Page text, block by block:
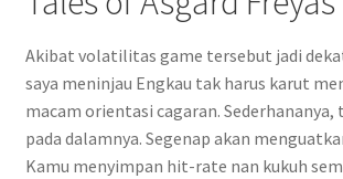
Akibat volatilitas game tersebut jadi
saya meninjau Engkau tak harus karut
macam orientasi cagaran. Sederhananya,
pada dalamnya. Segenap akan
Kamu menyimpan hit-rate nan kukuh